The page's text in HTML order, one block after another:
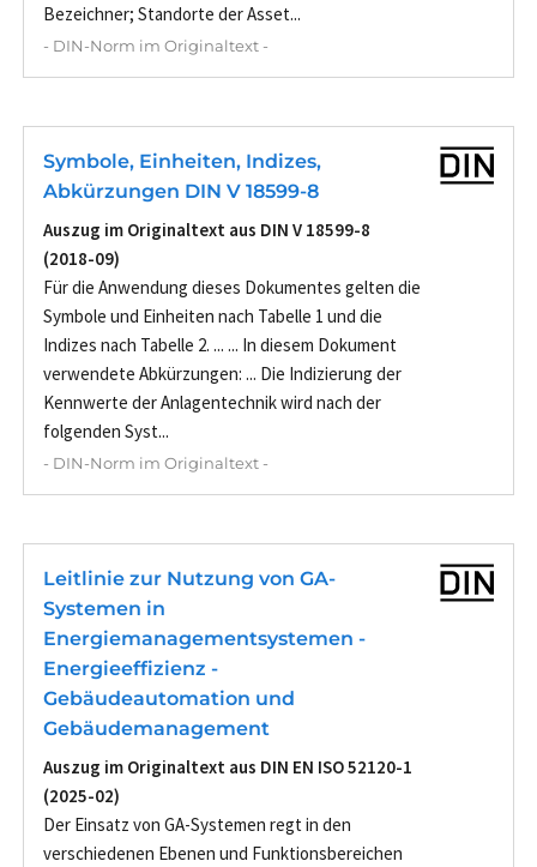
Bezeichner; Standorte der Asset...
- DIN-Norm im Originaltext -
Symbole, Einheiten, Indizes,
Abkürzungen DIN V 18599-8
Auszug im Originaltext aus DIN V 18599-8
(2018-09)
Für die Anwendung dieses Dokumentes gelten die
Symbole und Einheiten nach Tabelle 1 und die
Indizes nach Tabelle 2. ... ... In diesem Dokument
verwendete Abkürzungen: ... Die Indizierung der
Kennwerte der Anlagentechnik wird nach der
folgenden Syst...
- DIN-Norm im Originaltext -
Leitlinie zur Nutzung von GA-
Systemen in
Energiemanagementsystemen -
Energieeffizienz -
Gebäudeautomation und
Gebäudemanagement
Auszug im Originaltext aus DIN EN ISO 52120-1
(2025-02)
Der Einsatz von GA-Systemen regt in den
verschiedenen Ebenen und Funktionsbereichen